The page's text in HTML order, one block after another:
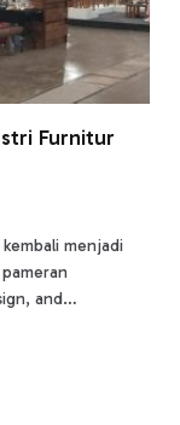
Furnitur
menjadi
and…